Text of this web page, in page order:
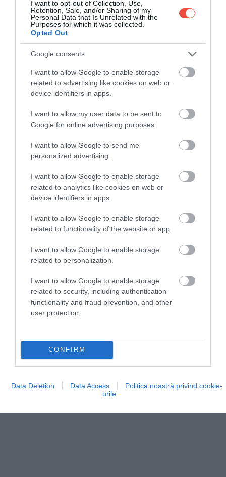
I want to opt-out of Collection, Use,
Retention, Sale, and/or Sharing of my
Personal Data that Is Unrelated with the
Purposes for which it was collected.
Opted Out
Google consents
I want to allow Google to enable storage
related to advertising like cookies on web or
device identifiers in apps.
I want to allow my user data to be sent to
Google for online advertising purposes.
I want to allow Google to send me
personalized advertising.
I want to allow Google to enable storage
related to analytics like cookies on web or
device identifiers in apps.
I want to allow Google to enable storage
related to functionality of the website or app.
I want to allow Google to enable storage
related to personalization.
I want to allow Google to enable storage
related to security, including authentication
functionality and fraud prevention, and other
user protection.
CONFIRM
Data Deletion Data Access
Politica noastră privind cookie-
urile
Unul dintre marile atuuri ale insulei rămâne
tradiția culinară și cu meșteșugul olăritului, iar
această identitate se simte firesc în viața de zi cu zi.
În multe locuri, tavernele și restaurantele de familie
păstrează un stil simplu, cald și profund local,
care ingredientele insulei și rețetele transmise din
Tocmai această dimensiune autentică face din
Sifnos o destinație care nu impresionează
ostentativ, ci cucerește treptat.